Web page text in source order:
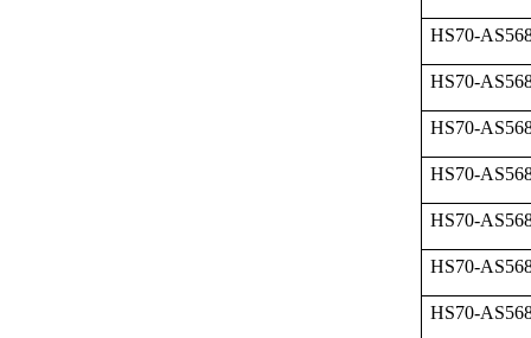
HS70-
HS70-
HS70-
HS70-
HS70-
HS70-
HS70-